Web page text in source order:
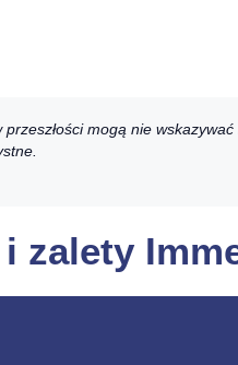
mogą nie
zalety